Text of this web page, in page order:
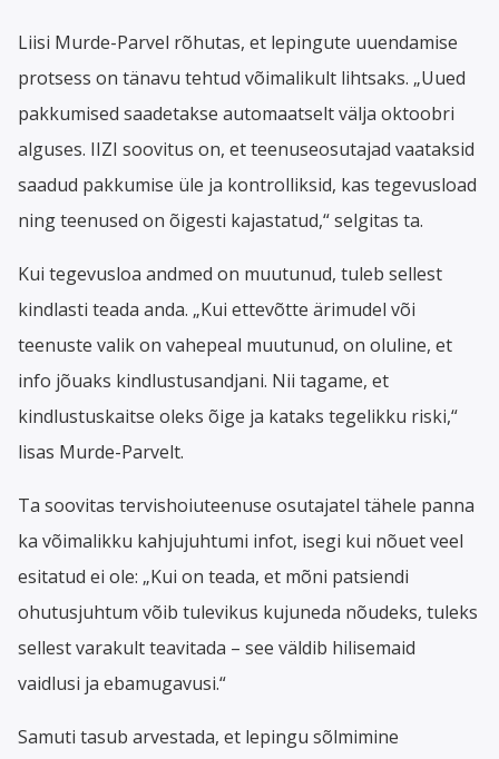
Liisi Murde-Parvel rõhutas, et lepingute uuendamise
protsess on tänavu tehtud võimalikult lihtsaks. „Uued
pakkumised saadetakse automaatselt välja oktoobri
alguses. IIZI soovitus on, et teenuseosutajad vaataksid
saadud pakkumise üle ja kontrolliksid, kas tegevusload
ning teenused on õigesti kajastatud,“ selgitas ta.
Kui tegevusloa andmed on muutunud, tuleb sellest
kindlasti teada anda. „Kui ettevõtte ärimudel või
teenuste valik on vahepeal muutunud, on oluline, et
info jõuaks kindlustusandjani. Nii tagame, et
kindlustuskaitse oleks õige ja kataks tegelikku riski,“
lisas Murde-Parvelt.
Ta soovitas tervishoiuteenuse osutajatel tähele panna
ka võimalikku kahjujuhtumi infot, isegi kui nõuet veel
esitatud ei ole: „Kui on teada, et mõni patsiendi
ohutusjuhtum võib tulevikus kujuneda nõudeks, tuleks
sellest varakult teavitada – see väldib hilisemaid
vaidlusi ja ebamugavusi.“
Samuti tasub arvestada, et lepingu sõlmimine